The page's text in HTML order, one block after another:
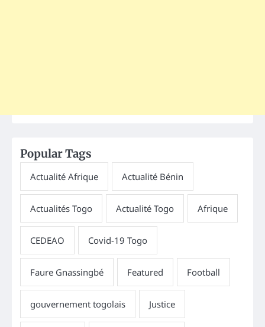
Popular Tags